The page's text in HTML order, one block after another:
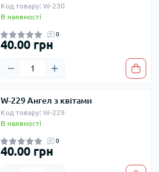
Код товару: W-230
В наявності
0
40.00 грн
W-229 Ангел з квітами
Код товару: W-229
В наявності
0
40.00 грн